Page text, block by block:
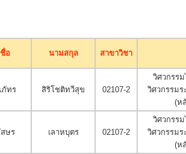
ชื่อ นามสกุล สาขาวิชา
ทร สิริโชติทวีสุข 02107-2
วิศวกรร
วิศวกรรม
(ห
ษร เลาหบุตร 02107-2
วิศวกรร
วิศวกรรม
(ห